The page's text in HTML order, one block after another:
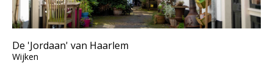
De 'Jordaan' van Haarlem
Wijken